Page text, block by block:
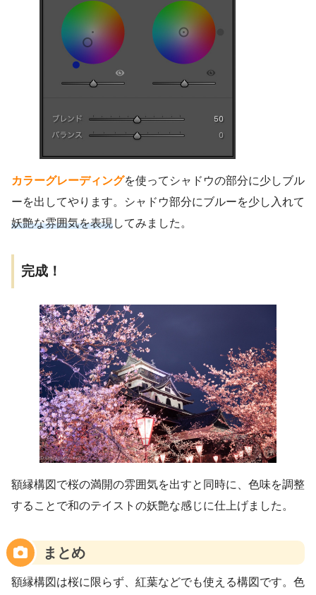
カラーグレーディングを使ってシャドウの部分に少しブル
ーを出してやります。シャドウ部分にブルーを少し入れて
妖艶な雰囲気を表現してみました。
完成！
額縁構図で桜の満開の雰囲気を出すと同時に、色味を調整
することで和のテイストの妖艶な感じに仕上げました。
まとめ
額縁構図は桜に限らず、紅葉などでも使える構図です。色